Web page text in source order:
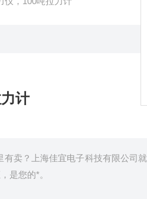
计
卖？上海佳宜电子科技有限公司
是您的*。